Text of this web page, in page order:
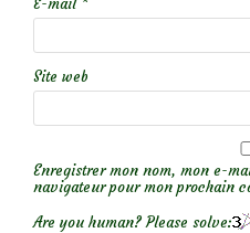
E-mail *
Site web
Enregistrer mon nom, mon e-
navigateur pour mon prochain
Are you human? Please solve: